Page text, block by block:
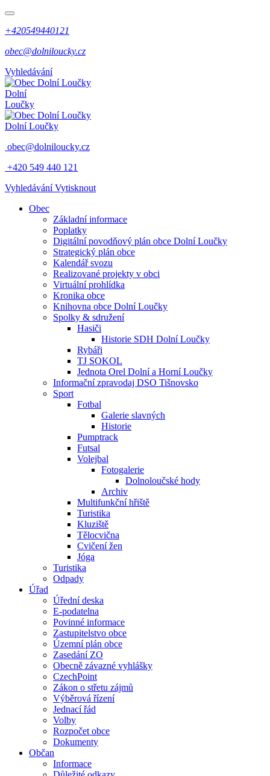
+420549440121
obec@dolniloucky.cz
Vyhledávání
Dolní
Loučky
Dolní Loučky
obec@dolniloucky.cz
+420 549 440 121
Vyhledávání Vytisknout
Obec
Základní informace
Poplatky
Digitální povodňový plán obce Dolní Loučky
Strategický plán obce
Kalendář svozu
Realizované projekty v obci
Virtuální prohlídka
Kronika obce
Knihovna obce Dolní Loučky
Spolky & sdružení
Hasiči
Historie SDH Dolní Loučky
Rybáři
TJ SOKOL
Jednota Orel Dolní a Horní Loučky
Informační zpravodaj DSO Tišnovsko
Sport
Fotbal
Galerie slavných
Historie
Pumptrack
Futsal
Volejbal
Fotogalerie
Dolnoloučské hody
Archiv
Multifunkční hřiště
Turistika
Kluziště
Tělocvična
Cvičení žen
Jóga
Turistika
Odpady
Úřad
Úřední deska
E-podatelna
Povinné informace
Zastupitelstvo obce
Územní plán obce
Zasedání ZO
Obecně závazné vyhlášky
CzechPoint
Zákon o střetu zájmů
Výběrová řízení
Jednací řád
Volby
Rozpočet obce
Dokumenty
Občan
Informace